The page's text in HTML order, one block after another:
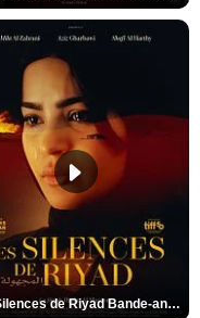
Les Silences de Riyad Bande-annonce VO STFR